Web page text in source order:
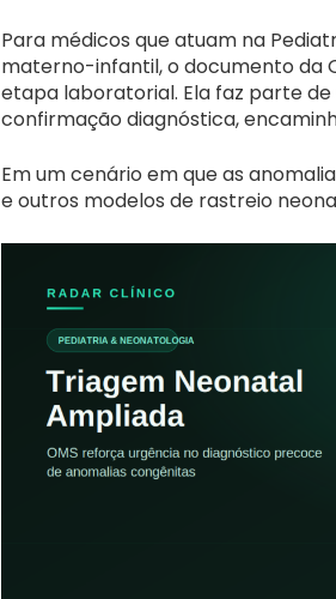
Para médicos que atuam na
materno-infantil, o documento da
etapa laboratorial. Ela faz parte
confirmação diagnóstica,
Em um cenário em que as
e outros modelos de rastreio